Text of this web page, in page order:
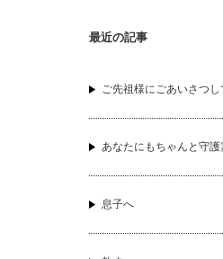
最近の記事
ご先祖様にごあいさつし
あなたにもちゃんと守
息子へ